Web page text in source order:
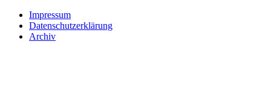
Impressum
Datenschutzerklärung
Archiv